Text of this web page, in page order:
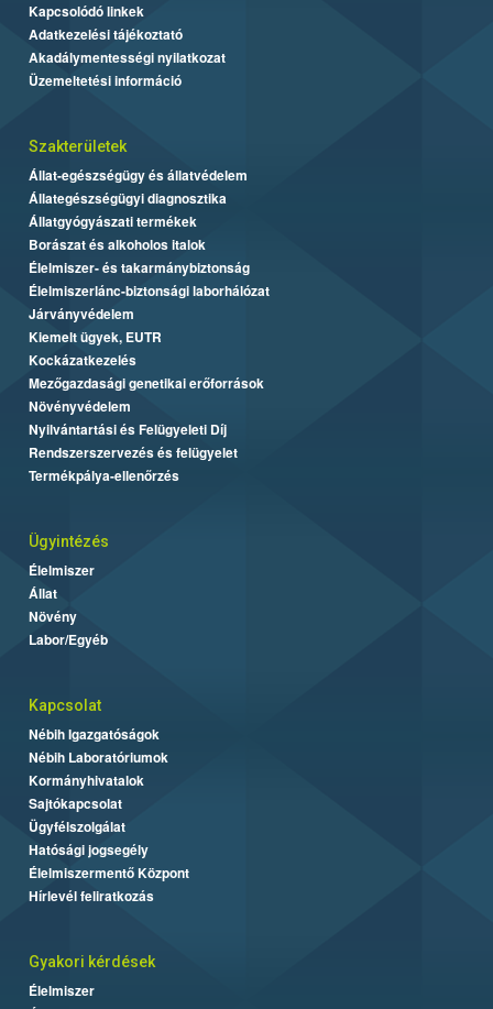
Kapcsolódó linkek
Adatkezelési tájékoztató
Akadálymentességi nyilatkozat
Üzemeltetési információ
Szakterületek
Állat-egészségügy és állatvédelem
Állategészségügyi diagnosztika
Állatgyógyászati termékek
Borászat és alkoholos italok
Élelmiszer- és takarmánybiztonság
Élelmiszerlánc-biztonsági laborhálózat
Járványvédelem
Kiemelt ügyek, EUTR
Kockázatkezelés
Mezőgazdasági genetikai erőforrások
Növényvédelem
Nyilvántartási és Felügyeleti Díj
Rendszerszervezés és felügyelet
Termékpálya-ellenőrzés
Ügyintézés
Élelmiszer
Állat
Növény
Labor/Egyéb
Kapcsolat
Nébih Igazgatóságok
Nébih Laboratóriumok
Kormányhivatalok
Sajtókapcsolat
Ügyfélszolgálat
Hatósági jogsegély
Élelmiszermentő Központ
Hírlevél feliratkozás
Gyakori kérdések
Élelmiszer